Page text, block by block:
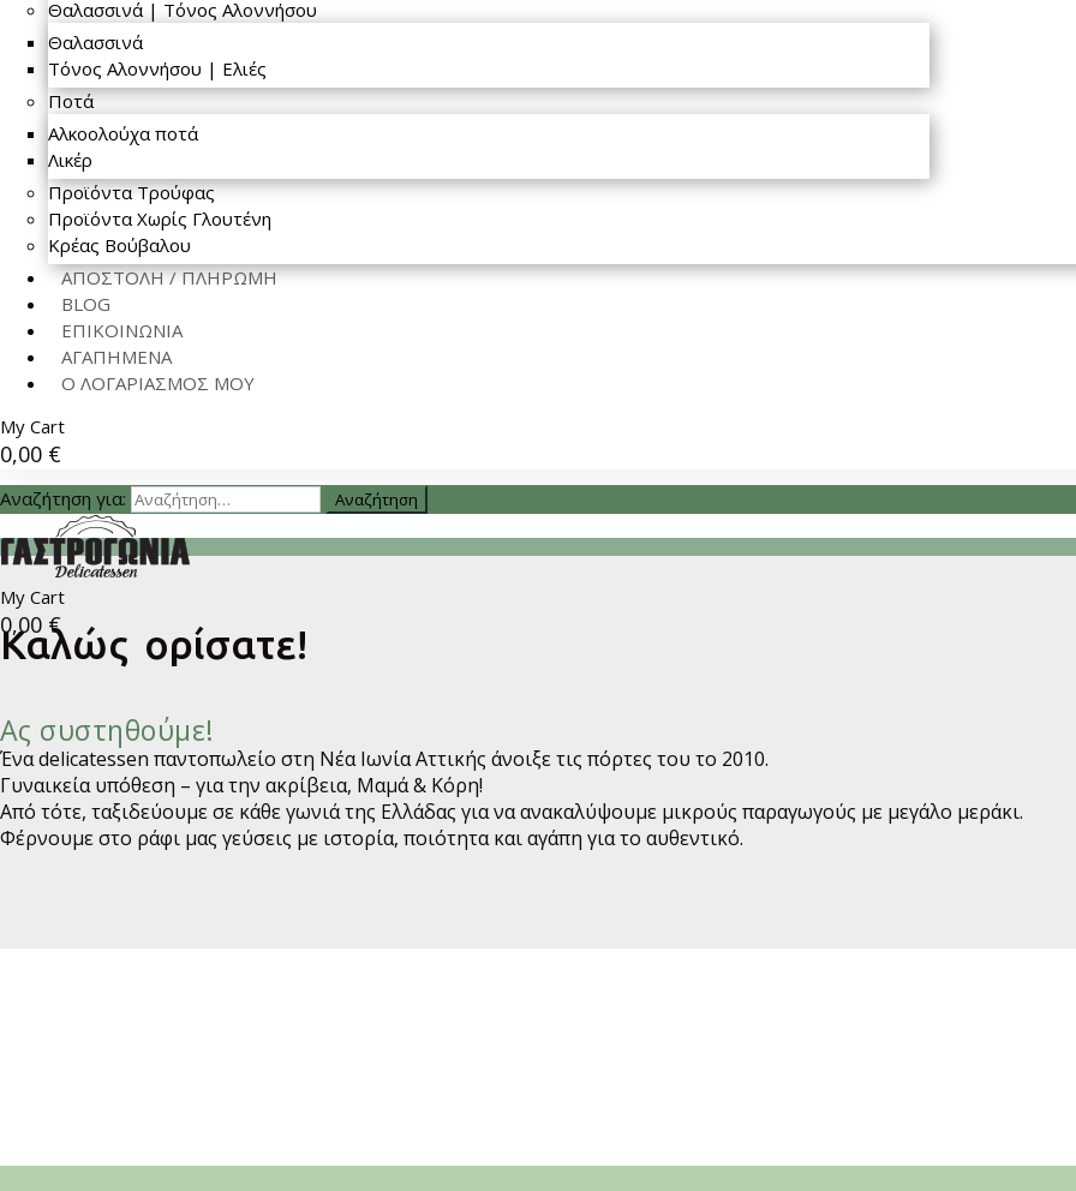
Θαλασσινά | Τόνος Αλοννήσου
Θαλασσινά
Τόνος Αλοννήσου | Ελιές
Ποτά
Αλκοολούχα ποτά
Λικέρ
Προϊόντα Τρούφας
Προϊόντα Χωρίς Γλουτένη
Κρέας Βούβαλου
ΑΠΟΣΤΟΛΗ / ΠΛΗΡΩΜΗ
BLOG
ΕΠΙΚΟΙΝΩΝΙΑ
ΑΓΑΠΗΜΕΝΑ
Ο ΛΟΓΑΡΙΑΣΜΟΣ ΜΟΥ
My Cart
0,00 €
Αναζήτηση για:
My Cart
0,00 €
Καλώς ορίσατε!
Ας συστηθούμε!
Ένα delicatessen παντοπωλείο στη Νέα Ιωνία Αττικής άνοιξε τις πόρτες του το 2010.
Γυναικεία υπόθεση – για την ακρίβεια, Μαμά & Κόρη!
Από τότε, ταξιδεύουμε σε κάθε γωνιά της Ελλάδας για να ανακαλύψουμε μικρούς παραγωγούς με μεγάλο μεράκι.
Φέρνουμε στο ράφι μας γεύσεις με ιστορία, ποιότητα και αγάπη για το αυθεντικό.